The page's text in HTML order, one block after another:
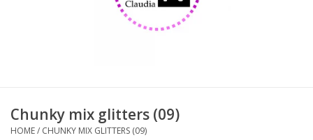
Acrylpoeder
Chunky mix glitters (09)
HOME/ CHUNKY MIX GLITTERS (09)